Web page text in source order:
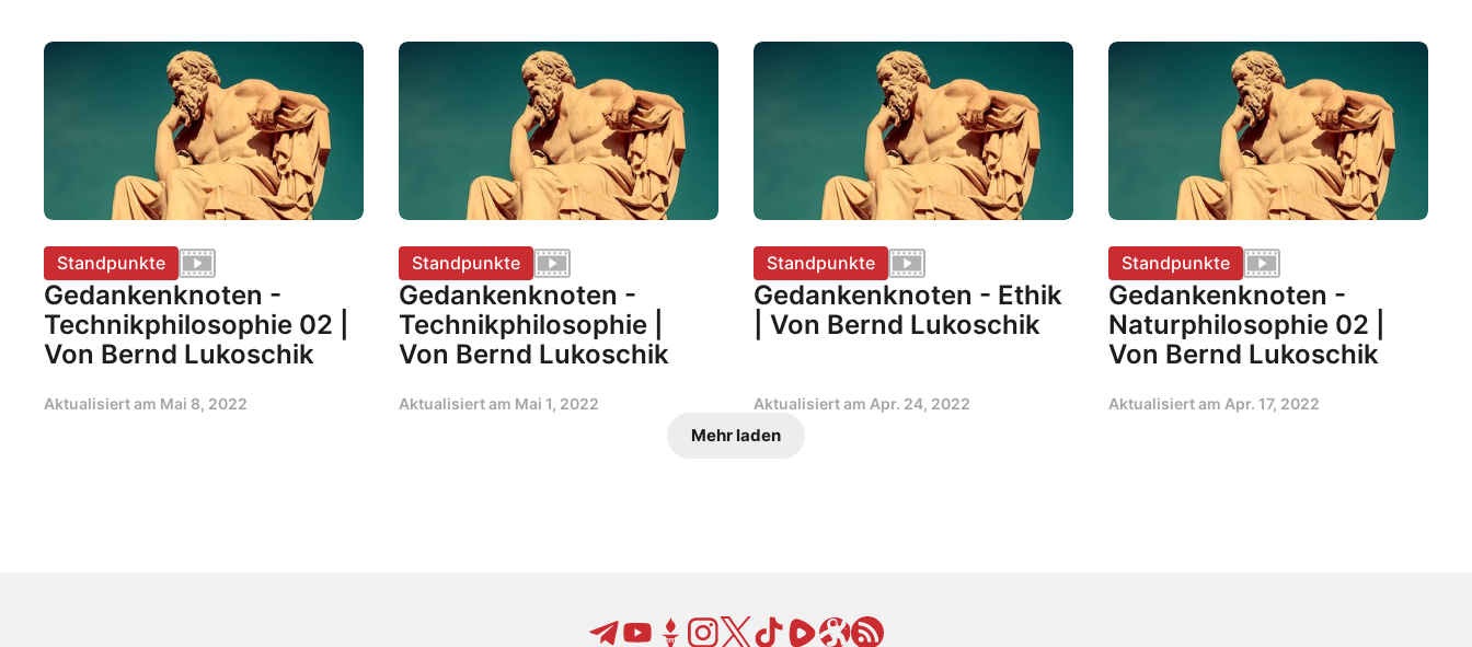
Standpunkte
Gedankenknoten -
Technikphilosophie 02 |
Von Bernd Lukoschik
Aktualisiert am Mai 8, 2022
Standpunkte
Gedankenknoten -
Technikphilosophie |
Von Bernd Lukoschik
Aktualisiert am Mai 1, 2022
Standpunkte
Gedankenknoten - Ethik
| Von Bernd Lukoschik
Aktualisiert am Apr. 24, 2022
Standpunkte
Gedankenknoten -
Naturphilosophie 02 |
Von Bernd Lukoschik
Aktualisiert am Apr. 17, 2022
Mehr laden